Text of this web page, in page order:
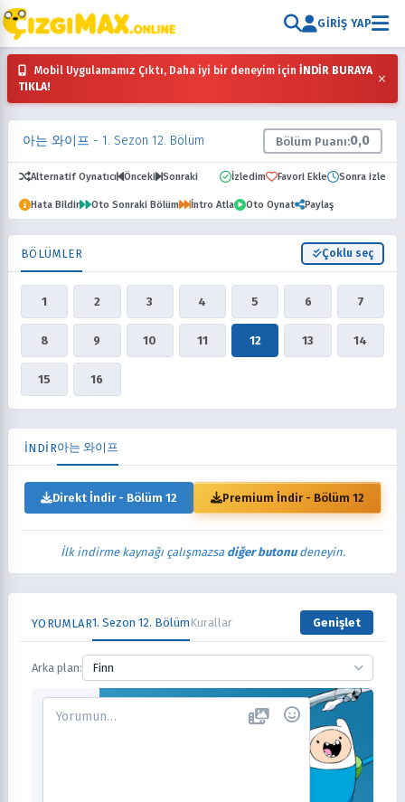
GIRIŞ YAP
Mobil Uygulamamız Çıktı, Daha iyi bir deneyim için İNDİR BURAYA
TIKLA!
×
아는 와이프 - 1. Sezon 12. Bölüm Bölüm Puanı:0,0
Alternatif Oynatıcı Önceki Sonraki İzledim Favori Ekle Sonra izle
Hata Bildir Oto Sonraki Bölüm İntro Atla Oto Oynat Paylaş
BÖLÜMLER Çoklu seç
1 2 3 4 5 6 7
8 9 10 11 12 13 14
15 16
İNDİR아는 와이프
Direkt İndir - Bölüm 12 Premium İndir - Bölüm 12
İlk indirme kaynağı çalışmazsa diğer butonudeneyin.
YORUMLAR1. Sezon 12. BölümKurallar Genişlet
Arka plan: Finn